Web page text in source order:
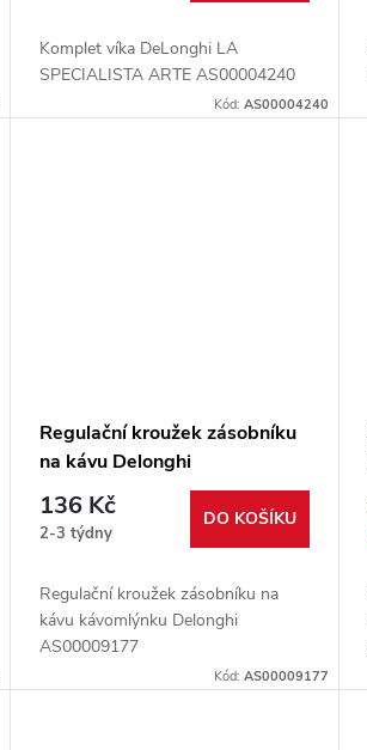
Komplet víka DeLonghi LA
SPECIALISTA ARTE AS00004240
Kód: AS00004240
Regulační kroužek zásobníku
na kávu Delonghi
AS00009177
136 Kč
2-3 týdny
DO KOŠÍKU
Regulační kroužek zásobníku na
kávu kávomlýnku Delonghi
AS00009177
Kód: AS00009177